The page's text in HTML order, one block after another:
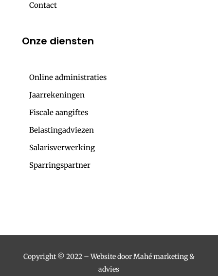
Contact
Onze diensten
Online administraties
Jaarrekeningen
Fiscale aangiftes
Belastingadviezen
Salarisverwerking
Sparringspartner
Copyright © 2022 – Website door Mahé marketing &
advies